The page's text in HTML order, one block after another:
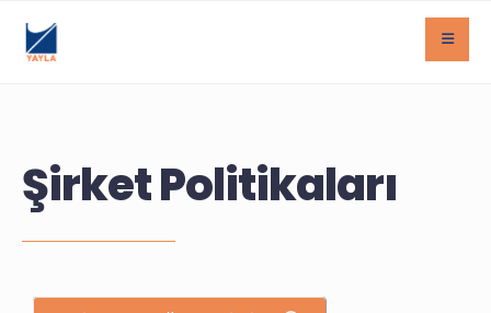
Şirket Politikaları